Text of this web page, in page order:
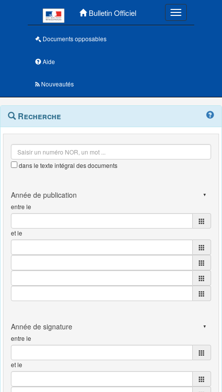
Bulletin Officiel Toggle
Documents opposables
Aide
Nouveautés
Navigation
outils
Menu
contextuel
Recherche
dans le texte intégral des documents
entre le
et le
entre le
et le